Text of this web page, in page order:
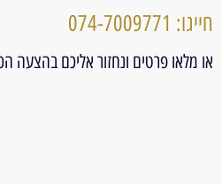
חייגו: 074-7009771
או מלאו פרטים ונחזור אליכם בהצעה